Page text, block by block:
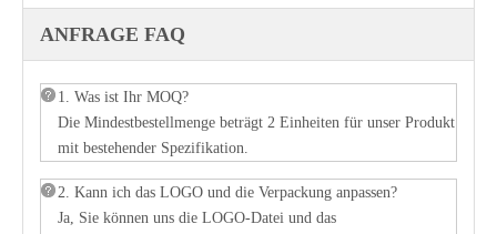
ANFRAGE FAQ
1. Was ist Ihr MOQ?
Die Mindestbestellmenge beträgt 2 Einheiten für unser Produkt
mit bestehender Spezifikation.
2. Kann ich das LOGO und die Verpackung anpassen?
Ja, Sie können uns die LOGO-Datei und das